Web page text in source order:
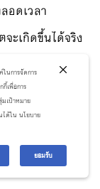
อดเวลา
ะเกิดขึ้นได้จริง
ามาทำนายดวง
านด้วยเพื่อแก้
ในการจัดการ
เพื่อการ
มเป้าหมาย
ได้ใน นโยบาย
ยอมรับ